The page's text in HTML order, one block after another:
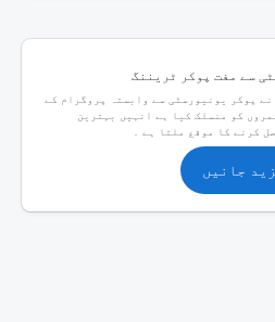
سے مفت پوکر ٹریننگ
نے پوکر یونیورسٹی سے وابستہ پروگرام کے
کو منسلک کیا ہے انہیں بہترین
کرنے کا موقع ملتا ہے ۔
جانیں